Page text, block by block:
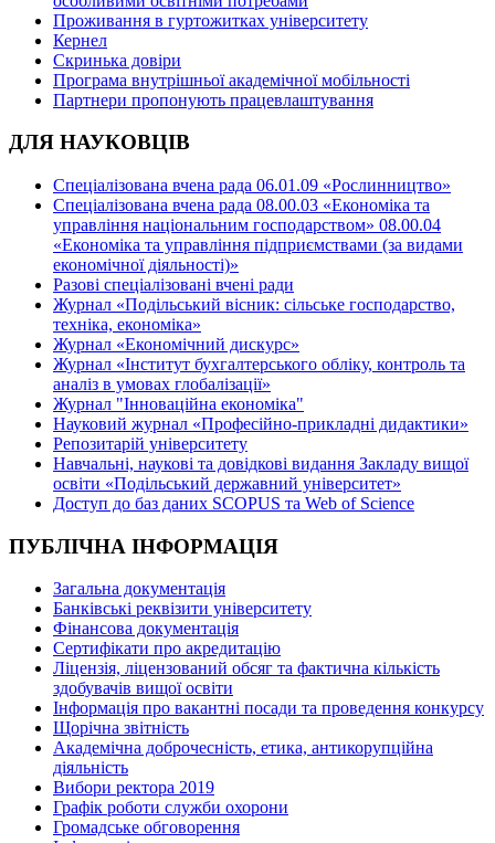
Проживання в гуртожитках університету
Кернел
Скринька довіри
Програма внутрішньої академічної мобільності
Партнери пропонують працевлаштування
ДЛЯ НАУКОВЦІВ
Спеціалізована вчена рада 06.01.09 «Рослинництво»
Спеціалізована вчена рада 08.00.03 «Економіка та
управління національним господарством» 08.00.04
«Економіка та управління підприємствами (за видами
економічної діяльності)»
Разові спеціалізовані вчені ради
Журнал «Подільський вісник: сільське господарство,
техніка, економіка»
Журнал «Економічний дискурс»
Журнал «Інститут бухгалтерського обліку, контроль та
аналіз в умовах глобалізації»
Журнал "Інноваційна економіка"
Науковий журнал «Професійно-прикладні дидактики»
Репозитарій університету
Навчальні, наукові та довідкові видання Закладу вищої
освіти «Подільський державний університет»
Доступ до баз даних SCOPUS та Web of Science
ПУБЛІЧНА ІНФОРМАЦІЯ
Загальна документація
Банківські реквізити університету
Фінансова документація
Сертифікати про акредитацію
Ліцензія, ліцензований обсяг та фактична кількість
здобувачів вищої освіти
Інформація про вакантні посади та проведення конкурсу
Щорічна звітність
Академічна доброчесність, етика, антикорупційна
діяльність
Вибори ректора 2019
Графік роботи служби охорони
Громадське обговорення